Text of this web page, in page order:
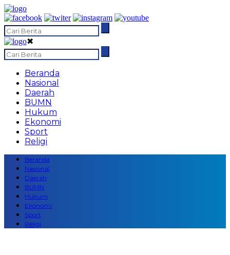
✖
Beranda
Nasional
Daerah
BUMN
Hukum
Ekonomi
Sport
Religi
Beranda
Nasional
Daerah
BUMN
Hukum
Ekonomi
Sport
Religi